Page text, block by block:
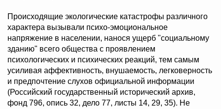
Происходящие экологические катастрофы различного
характера вызывали психо-эмоциональное
напряжение в населении, нанося ущерб "социальному
зданию" всего общества с проявлением
психологических и психических реакций, тем самым
усиливая аффективность, внушаемость, легковерность
и предпочтение слухов официальной информации
(Российский государственный исторический архив,
фонд 796, опись 32, дело 77, листы 14, 29, 35). Не